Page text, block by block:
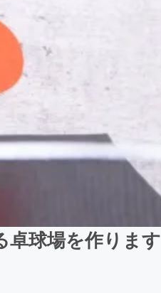
卓球場を作ります